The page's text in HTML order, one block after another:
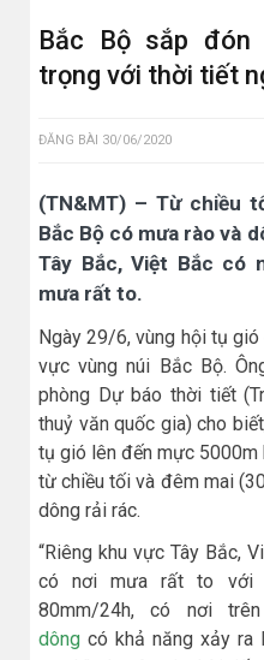
Bắc Bộ sắp đón
trọng với thời tiết
ĐĂNG BÀI 30/06/2020
(TN&MT) – Từ chiều
Bắc Bộ có mưa rào và
Tây Bắc, Việt Bắc có
mưa rất to.
Ngày 29/6, vùng hội tụ
vực vùng núi Bắc Bộ.
phòng Dự báo thời tiết
thuỷ văn quốc gia) cho
tụ gió lên đến mực 5000m
từ chiều tối và đêm mai
dông rải rác.
“Riêng khu vực Tây Bắc,
có nơi mưa rất to với
80mm/24h, có nơi
dông có khả năng xảy ra